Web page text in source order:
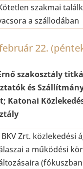
szakmai
a szállodában
22.
szakosztály
és
Katonai
BKV Zrt. közlekedési
a működési